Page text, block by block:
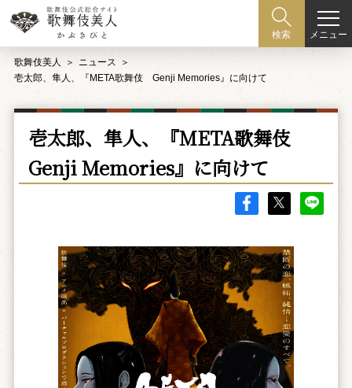
検索 メニュー
歌舞伎美人
ニュース
壱太郎、隼人、『META歌舞伎 Genji Memories』に向けて
壱太郎、隼人、『META歌舞伎
Genji Memories』に向けて